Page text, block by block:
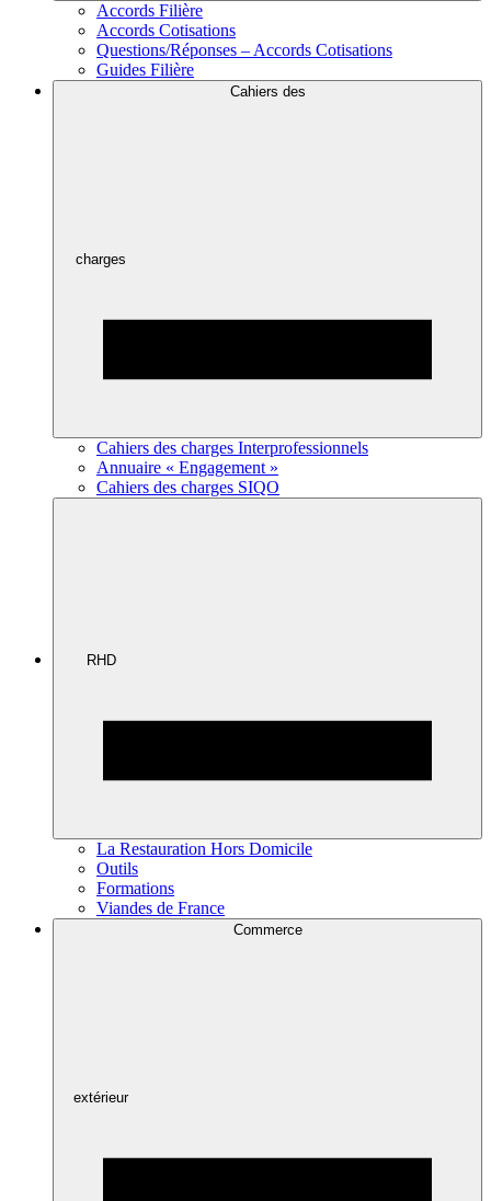
Accords Filière
Accords Cotisations
Questions/Réponses – Accords Cotisations
Guides Filière
Cahiers des
charges
Cahiers des charges Interprofessionnels
Annuaire « Engagement »
Cahiers des charges SIQO
RHD
La Restauration Hors Domicile
Outils
Formations
Viandes de France
Commerce
extérieur